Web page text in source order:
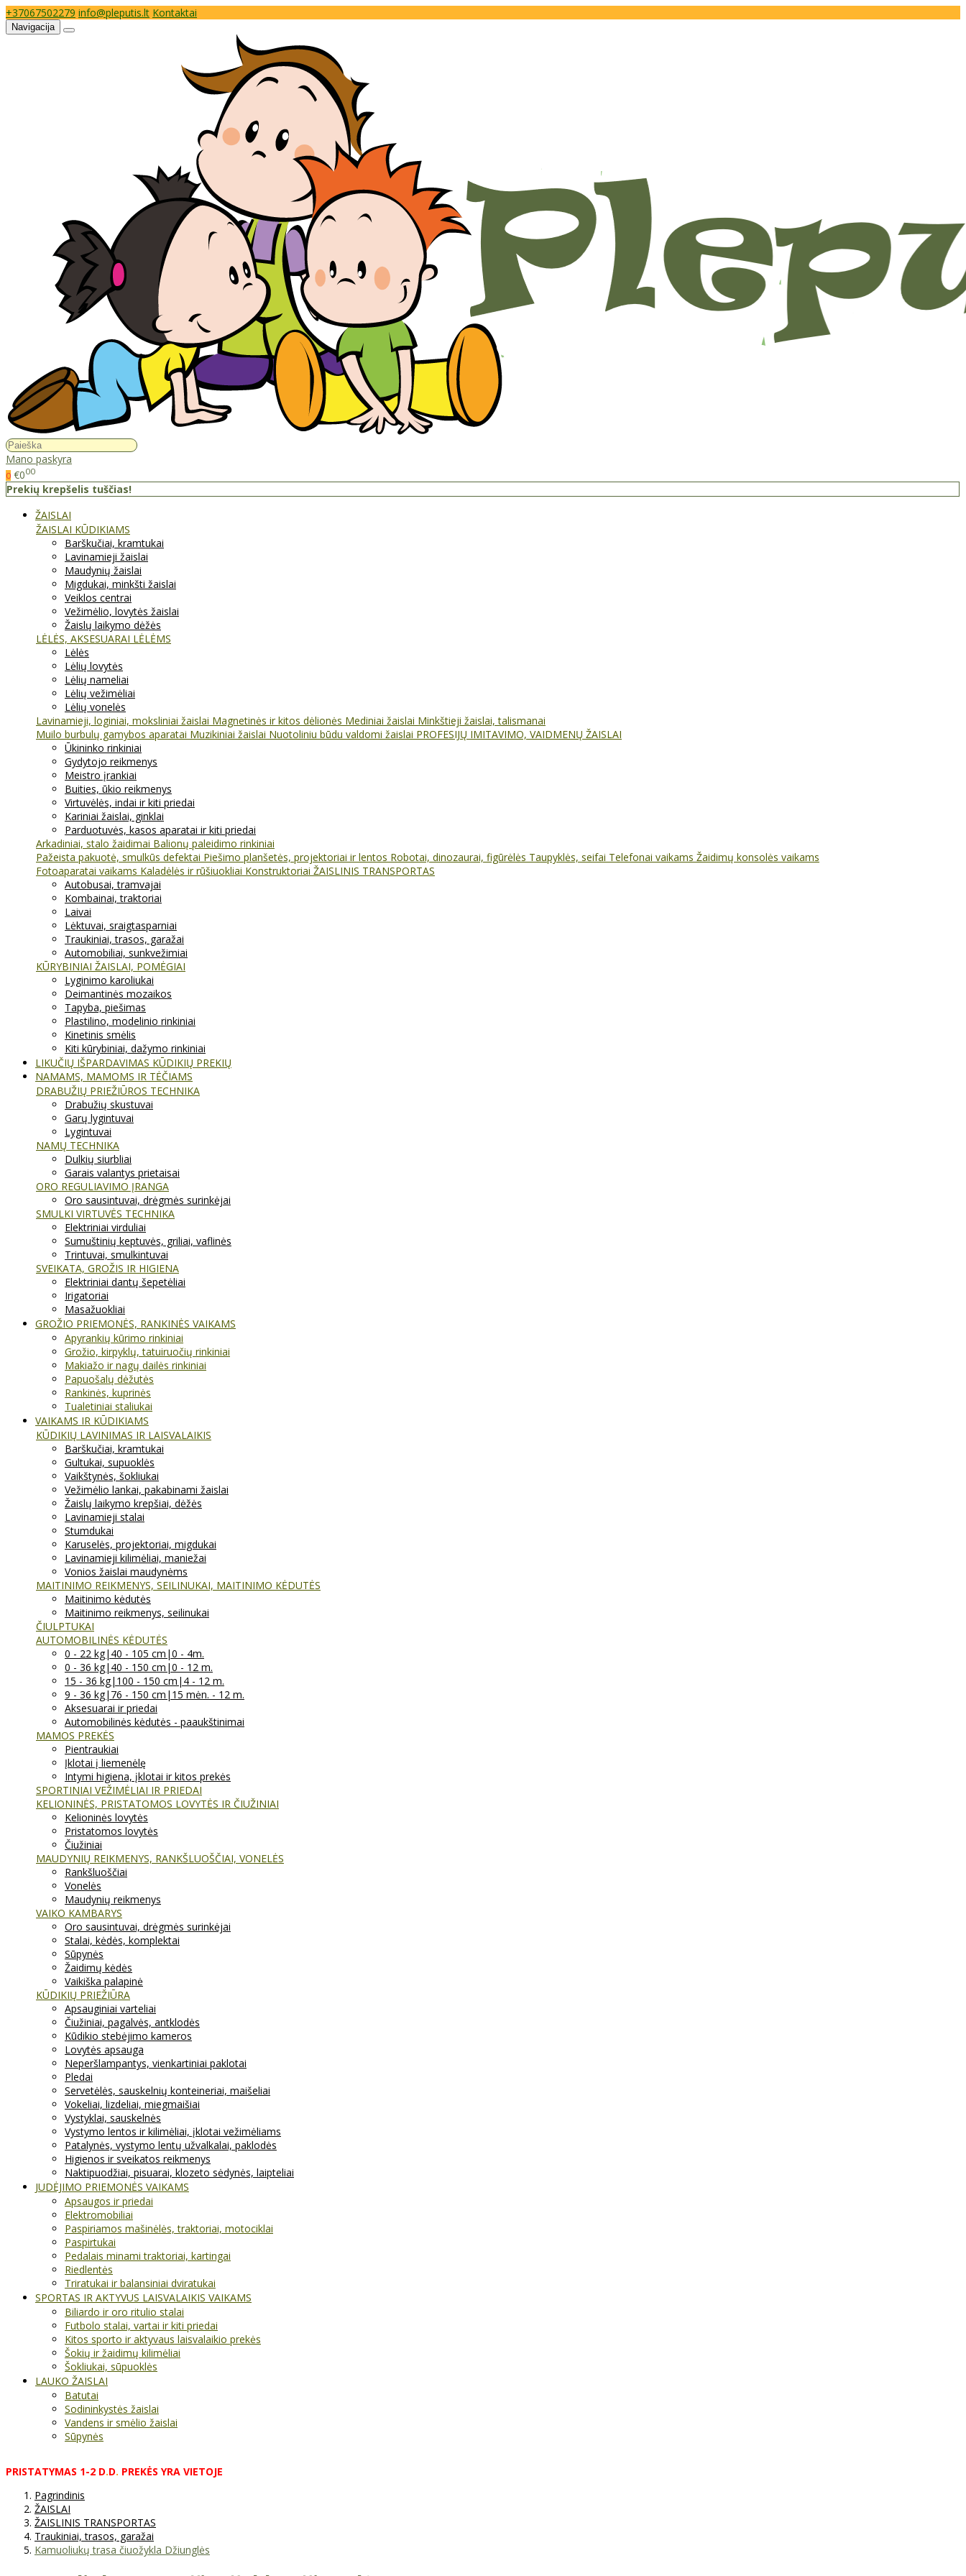
+37067502279 info@pleputis.lt Kontaktai
Navigacija
Mano paskyra
0 €000
Prekių krepšelis tuščias!
ŽAISLAI
ŽAISLAI KŪDIKIAMS
Barškučiai, kramtukai
Lavinamieji žaislai
Maudynių žaislai
Migdukai, minkšti žaislai
Veiklos centrai
Vežimėlio, lovytės žaislai
Žaislų laikymo dėžės
LĖLĖS, AKSESUARAI LĖLĖMS
Lėlės
Lėlių lovytės
Lėlių nameliai
Lėlių vežimėliai
Lėlių vonelės
Lavinamieji, loginiai, moksliniai žaislai Magnetinės ir kitos dėlionės Mediniai žaislai Minkštieji žaislai, talismanai
Muilo burbulų gamybos aparatai Muzikiniai žaislai Nuotoliniu būdu valdomi žaislai PROFESIJŲ IMITAVIMO, VAIDMENŲ ŽAISLAI
Ūkininko rinkiniai
Gydytojo reikmenys
Meistro įrankiai
Buities, ūkio reikmenys
Virtuvėlės, indai ir kiti priedai
Kariniai žaislai, ginklai
Parduotuvės, kasos aparatai ir kiti priedai
Arkadiniai, stalo žaidimai Balionų paleidimo rinkiniai
Pažeista pakuotė, smulkūs defektai Piešimo planšetės, projektoriai ir lentos Robotai, dinozaurai, figūrėlės Taupyklės, seifai Telefonai vaikams Žaidimų konsolės vaikams
Fotoaparatai vaikams Kaladėlės ir rūšiuokliai Konstruktoriai ŽAISLINIS TRANSPORTAS
Autobusai, tramvajai
Kombainai, traktoriai
Laivai
Lėktuvai, sraigtasparniai
Traukiniai, trasos, garažai
Automobiliai, sunkvežimiai
KŪRYBINIAI ŽAISLAI, POMĖGIAI
Lyginimo karoliukai
Deimantinės mozaikos
Tapyba, piešimas
Plastilino, modelinio rinkiniai
Kinetinis smėlis
Kiti kūrybiniai, dažymo rinkiniai
LIKUČIŲ IŠPARDAVIMAS KŪDIKIŲ PREKIŲ
NAMAMS, MAMOMS IR TĖČIAMS
DRABUŽIŲ PRIEŽIŪROS TECHNIKA
Drabužių skustuvai
Garų lygintuvai
Lygintuvai
NAMŲ TECHNIKA
Dulkių siurbliai
Garais valantys prietaisai
ORO REGULIAVIMO ĮRANGA
Oro sausintuvai, drėgmės surinkėjai
SMULKI VIRTUVĖS TECHNIKA
Elektriniai virduliai
Sumuštinių keptuvės, griliai, vaflinės
Trintuvai, smulkintuvai
SVEIKATA, GROŽIS IR HIGIENA
Elektriniai dantų šepetėliai
Irigatoriai
Masažuokliai
GROŽIO PRIEMONĖS, RANKINĖS VAIKAMS
Apyrankių kūrimo rinkiniai
Grožio, kirpyklų, tatuiruočių rinkiniai
Makiažo ir nagų dailės rinkiniai
Papuošalų dėžutės
Rankinės, kuprinės
Tualetiniai staliukai
VAIKAMS IR KŪDIKIAMS
KŪDIKIŲ LAVINIMAS IR LAISVALAIKIS
Barškučiai, kramtukai
Gultukai, supuoklės
Vaikštynės, šokliukai
Vežimėlio lankai, pakabinami žaislai
Žaislų laikymo krepšiai, dėžės
Lavinamieji stalai
Stumdukai
Karuselės, projektoriai, migdukai
Lavinamieji kilimėliai, maniežai
Vonios žaislai maudynėms
MAITINIMO REIKMENYS, SEILINUKAI, MAITINIMO KĖDUTĖS
Maitinimo kėdutės
Maitinimo reikmenys, seilinukai
ČIULPTUKAI
AUTOMOBILINĖS KĖDUTĖS
0 - 22 kg|40 - 105 cm|0 - 4m.
0 - 36 kg|40 - 150 cm|0 - 12 m.
15 - 36 kg|100 - 150 cm|4 - 12 m.
9 - 36 kg|76 - 150 cm|15 mėn. - 12 m.
Aksesuarai ir priedai
Automobilinės kėdutės - paaukštinimai
MAMOS PREKĖS
Pientraukiai
Įklotai į liemenėlę
Intymi higiena, įklotai ir kitos prekės
SPORTINIAI VEŽIMĖLIAI IR PRIEDAI
KELIONINĖS, PRISTATOMOS LOVYTĖS IR ČIUŽINIAI
Kelioninės lovytės
Pristatomos lovytės
Čiužiniai
MAUDYNIŲ REIKMENYS, RANKŠLUOŠČIAI, VONELĖS
Rankšluoščiai
Vonelės
Maudynių reikmenys
VAIKO KAMBARYS
Oro sausintuvai, drėgmės surinkėjai
Stalai, kėdės, komplektai
Sūpynės
Žaidimų kėdės
Vaikiška palapinė
KŪDIKIŲ PRIEŽIŪRA
Apsauginiai varteliai
Čiužiniai, pagalvės, antklodės
Kūdikio stebėjimo kameros
Lovytės apsauga
Neperšlampantys, vienkartiniai paklotai
Pledai
Servetėlės, sauskelnių konteineriai, maišeliai
Vokeliai, lizdeliai, miegmaišiai
Vystyklai, sauskelnės
Vystymo lentos ir kilimėliai, įklotai vežimėliams
Patalynės, vystymo lentų užvalkalai, paklodės
Higienos ir sveikatos reikmenys
Naktipuodžiai, pisuarai, klozeto sėdynės, laipteliai
JUDĖJIMO PRIEMONĖS VAIKAMS
Apsaugos ir priedai
Elektromobiliai
Paspiriamos mašinėlės, traktoriai, motociklai
Paspirtukai
Pedalais minami traktoriai, kartingai
Riedlentės
Triratukai ir balansiniai dviratukai
SPORTAS IR AKTYVUS LAISVALAIKIS VAIKAMS
Biliardo ir oro ritulio stalai
Futbolo stalai, vartai ir kiti priedai
Kitos sporto ir aktyvaus laisvalaikio prekės
Šokių ir žaidimų kilimėliai
Šokliukai, sūpuoklės
LAUKO ŽAISLAI
Batutai
Sodininkystės žaislai
Vandens ir smėlio žaislai
Sūpynės
PRISTATYMAS 1-2 D.D. PREKĖS YRA VIETOJE
Pagrindinis
ŽAISLAI
ŽAISLINIS TRANSPORTAS
Traukiniai, trasos, garažai
Kamuoliukų trasa čiuožykla Džiunglės